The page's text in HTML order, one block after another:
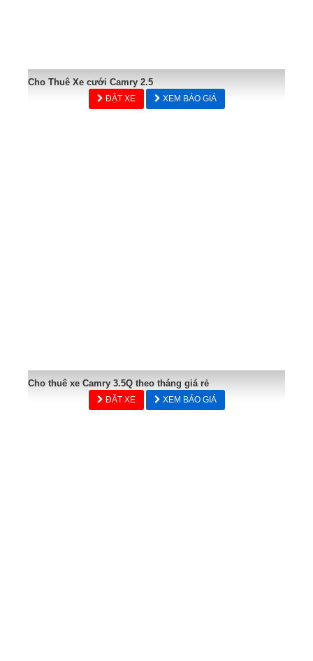
Cho Thuê Xe cưới Camry 2.5
ĐẶT XE XEM BÁO GIÁ
Cho thuê xe Camry 3.5Q theo tháng giá rẻ
ĐẶT XE XEM BÁO GIÁ